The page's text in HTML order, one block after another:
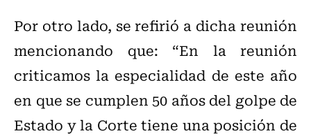
Por otro lado, se refirió a dicha reunión
mencionando que: “En la reunión
criticamos la especialidad de este año
en que se cumplen 50 años del golpe de
Estado y la Corte tiene una posición de